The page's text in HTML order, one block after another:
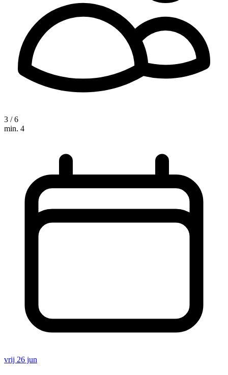
3 / 6
min. 4
vrij 26 jun